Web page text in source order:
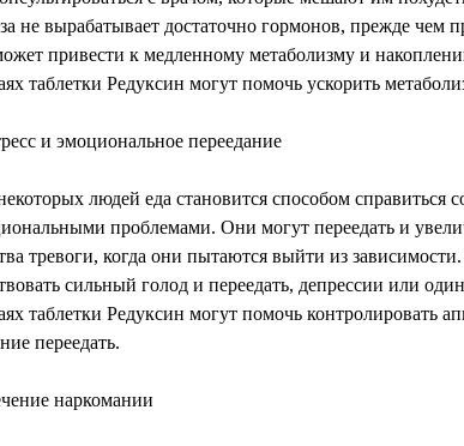
не вырабатывает достаточно гормонов, прежде чем
привести к медленному метаболизму и
таблетки Редуксин могут помочь ускорить
и эмоциональное переедание
людей еда становится способом справиться
проблемами. Они могут переедать и
тревоги, когда они пытаются выйти из
сильный голод и переедать, депрессии или
таблетки Редуксин могут помочь контролировать
переедать.
наркомании